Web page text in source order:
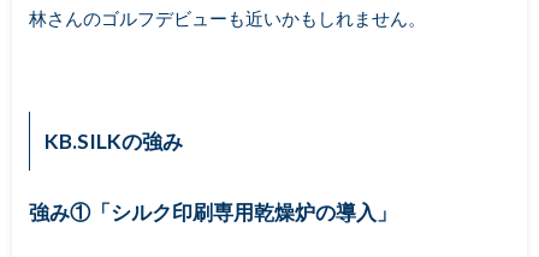
林さんのゴルフデビューも近いかもしれません。
KB.SILKの強み
強み①「シルク印刷専用乾燥炉の導入」